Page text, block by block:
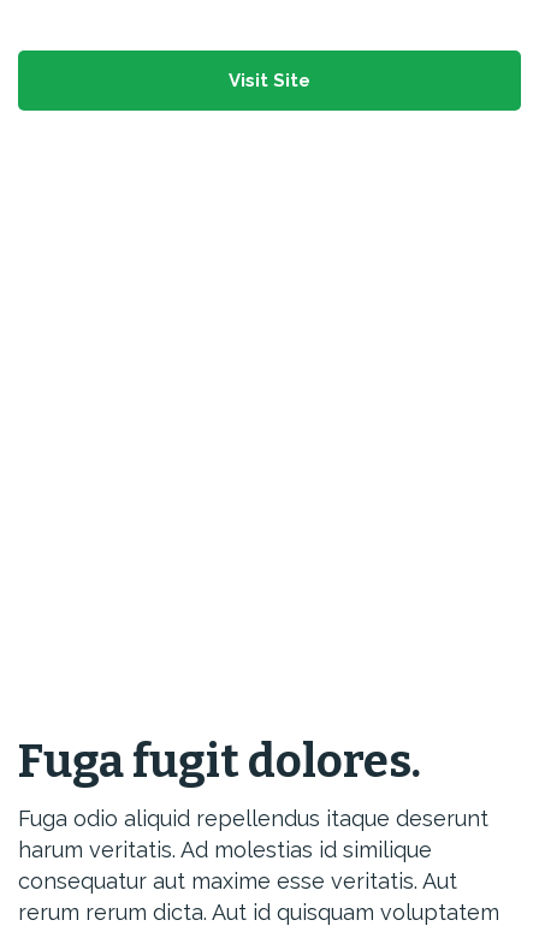
Visit Site
Fuga fugit dolores.
Fuga odio aliquid repellendus itaque deserunt
harum veritatis. Ad molestias id similique
consequatur aut maxime esse veritatis. Aut
rerum rerum dicta. Aut id quisquam voluptatem